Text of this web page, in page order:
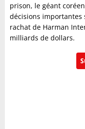
prison, le géant
décisions importantes
rachat de Harman
milliards de dollars.